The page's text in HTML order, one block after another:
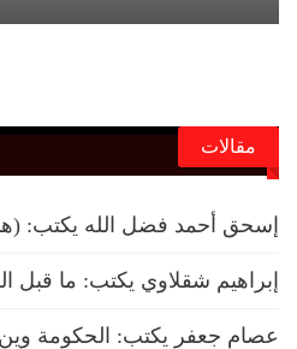
مقالات
إسحق أحمد فضل الله يكتب:
إبراهيم شقلاوي يكتب: ما قبل
عصام جعفر يكتب: الحكومة